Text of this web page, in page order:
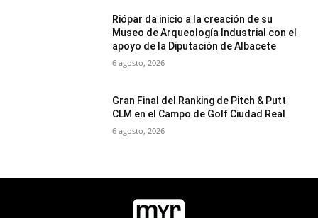
Riópar da inicio a la creación de su
Museo de Arqueología Industrial con el
apoyo de la Diputación de Albacete
6 agosto, 2026
Gran Final del Ranking de Pitch & Putt
CLM en el Campo de Golf Ciudad Real
6 agosto, 2026